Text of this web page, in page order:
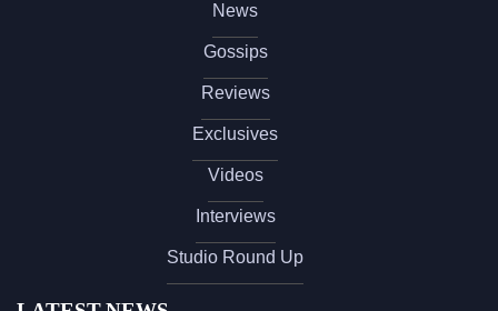
News
Gossips
Reviews
Exclusives
Videos
Interviews
Studio Round Up